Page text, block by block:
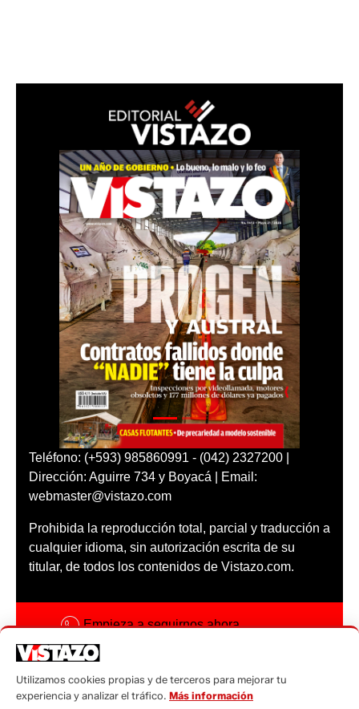
Teléfono: (+593) 985860991 - (042) 2327200 |
Dirección: Aguirre 734 y Boyacá | Email:
webmaster@vistazo.com
Prohibida la reproducción total, parcial y traducción a
cualquier idioma, sin autorización escrita de su
titular, de todos los contenidos de Vistazo.com.
Empieza a seguirnos ahora
Código ética
Utilizamos cookies propias y de terceros para mejorar tu
experiencia y analizar el tráfico. Más información